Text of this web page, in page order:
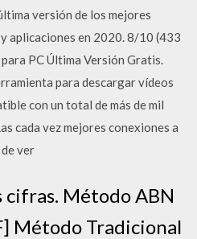
versión de los mejores
aplicaciones en 2020. 8/10 (433
PC Última Versión Gratis.
para descargar vídeos
con un total de más de mil
cada vez mejores conexiones a
ver
cifras. Método ABN
Método Tradicional